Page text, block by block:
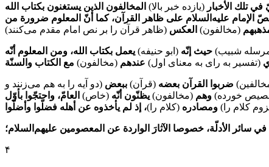
تلك الأخبار (یازده خبر بالا) المخالفون الذين يستغنون بكتاب الله
الإمام عليه‌السلام على ظاهر القرآن، كما أنّ المعلوم ضرورة من
(مخالفون) العكس (ظاهر قرآن را بر نص امام مقدم می‌کنند)
شبیب) حيث إنّه (ابو حنیفه) يعمل بكتاب الله، ومن المعلوم أنّه
(تفسیر به رای به معنای اول) عندهم (مخالفون)
ضربوا القرآن بعضه (قرآن) ببعض (دو آیه را به هم می‌زنند و
خورده) وهم (مخالفون) يظنّون أنّه (خاص) العامّ، واحتجّوا بأوّل
کلام را) ومصادره (کلام را)
سائر الأدلّة، خصوصا الآثارَ الواردة عن المعصومين عليهم‌السلام؛
۴